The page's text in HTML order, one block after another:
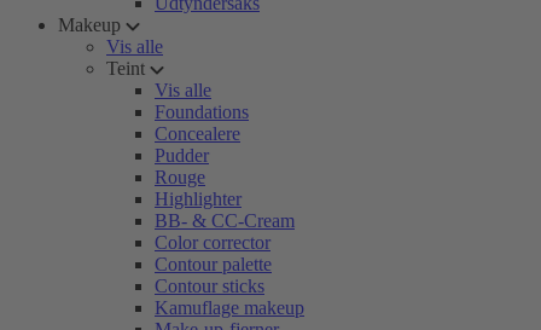
Makeup
Vis alle
Teint
Vis alle
Foundations
Concealere
Pudder
Rouge
Highlighter
BB- & CC-Cream
Color corrector
Contour palette
Contour sticks
Kamuflage makeup